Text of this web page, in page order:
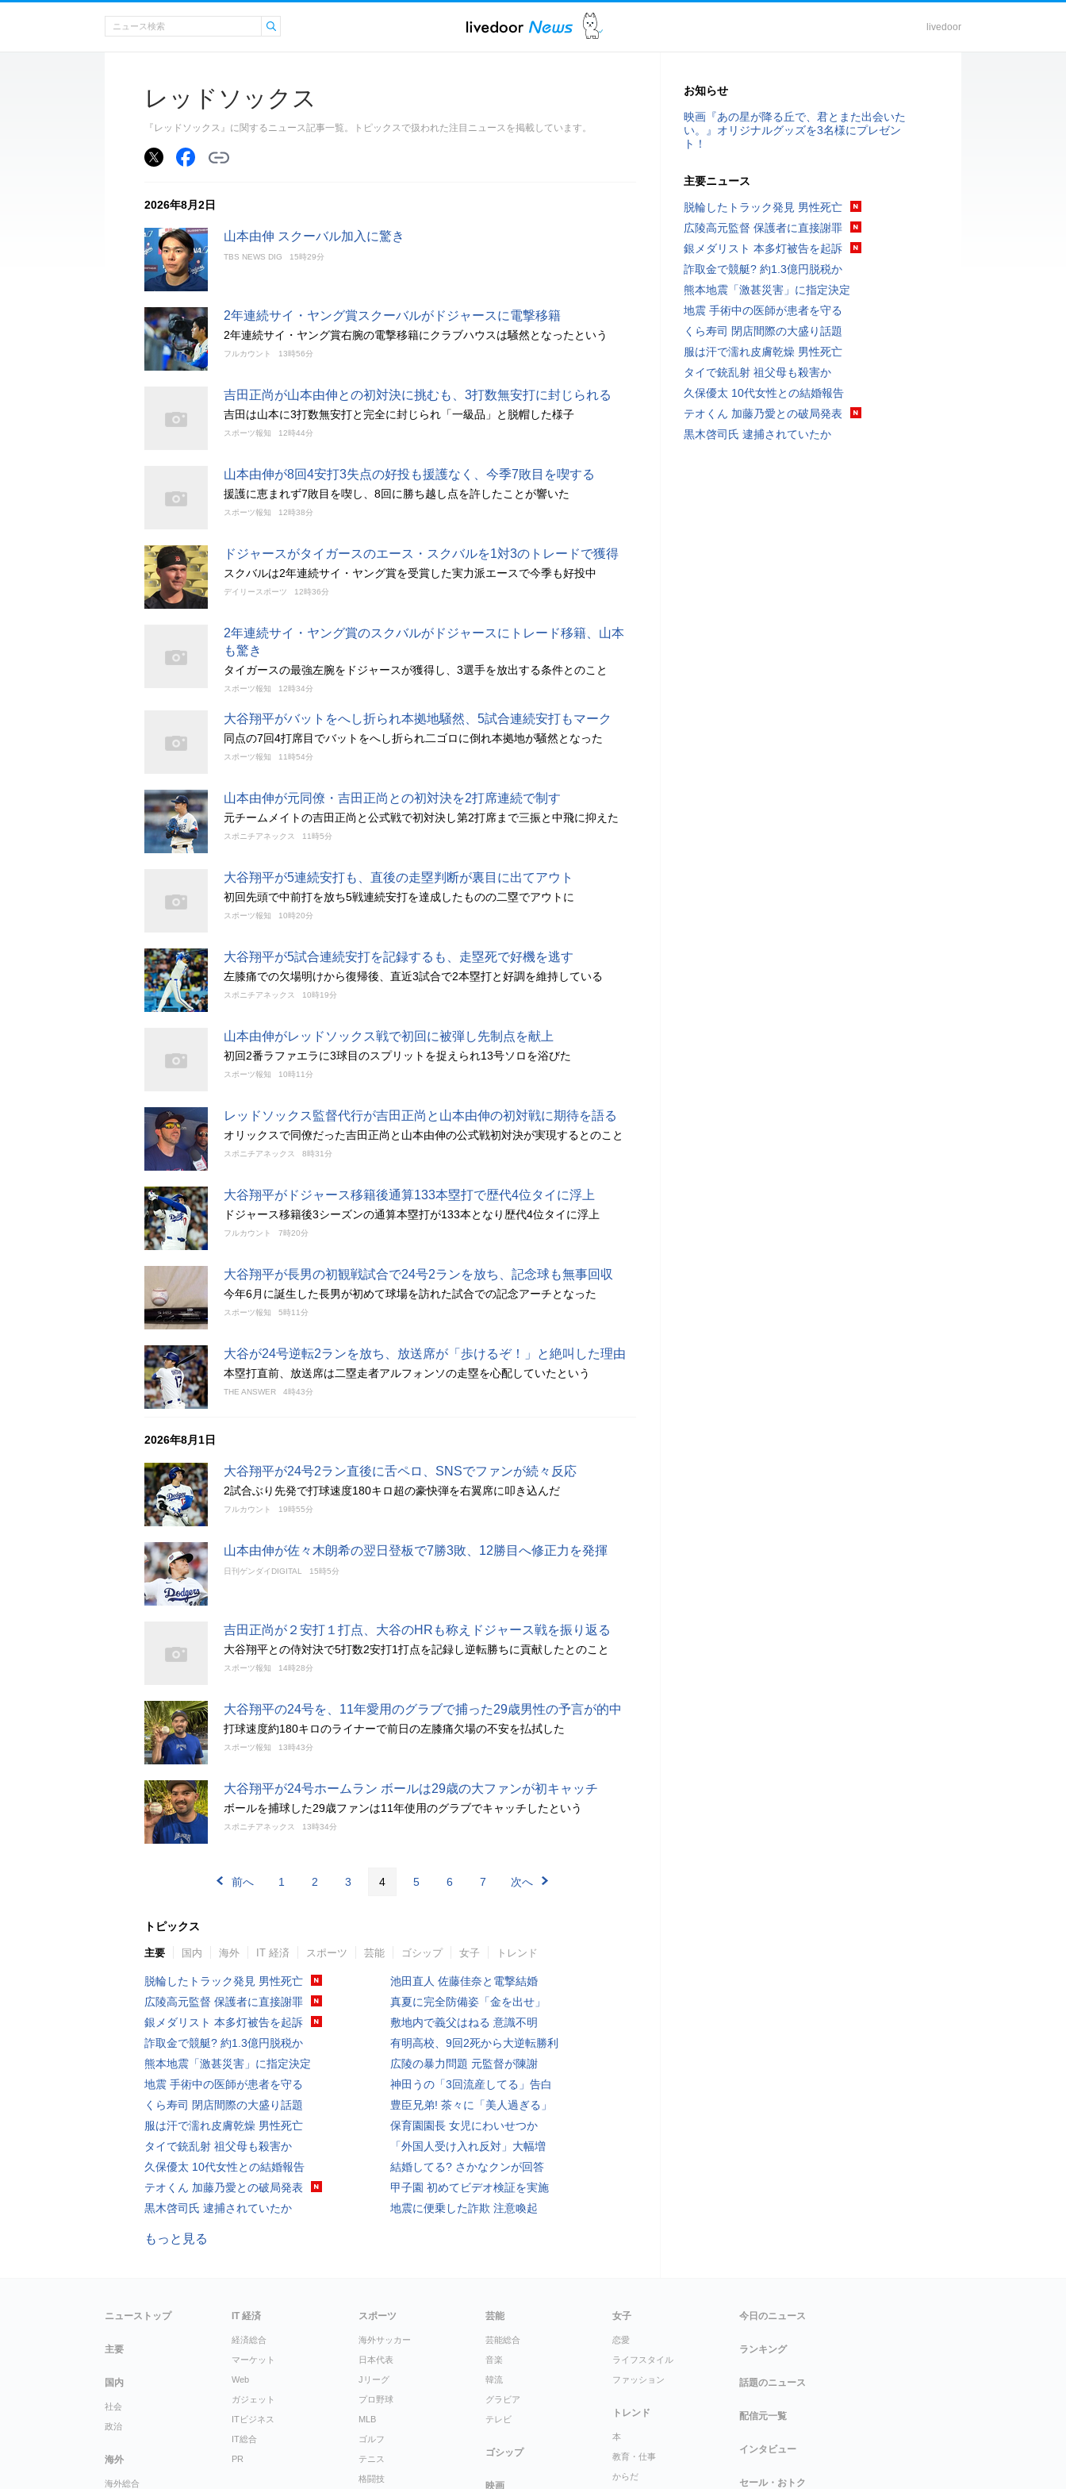
livedoor
レッドソックス
『レッドソックス』に関するニュース記事一覧。トピックスで扱われた注目ニュースを掲載しています。
2026年8月2日
山本由伸 スクーバル加入に驚き
TBS NEWS DIG 15時29分
2年連続サイ・ヤング賞スクーバルがドジャースに電撃移籍
2年連続サイ・ヤング賞右腕の電撃移籍にクラブハウスは騒然となったという
フルカウント 13時56分
吉田正尚が山本由伸との初対決に挑むも、3打数無安打に封じられる
吉田は山本に3打数無安打と完全に封じられ「一級品」と脱帽した様子
スポーツ報知 12時44分
山本由伸が8回4安打3失点の好投も援護なく、今季7敗目を喫する
援護に恵まれず7敗目を喫し、8回に勝ち越し点を許したことが響いた
スポーツ報知 12時38分
ドジャースがタイガースのエース・スクバルを1対3のトレードで獲得
スクバルは2年連続サイ・ヤング賞を受賞した実力派エースで今季も好投中
デイリースポーツ 12時36分
2年連続サイ・ヤング賞のスクバルがドジャースにトレード移籍、山本
も驚き
タイガースの最強左腕をドジャースが獲得し、3選手を放出する条件とのこと
スポーツ報知 12時34分
大谷翔平がバットをへし折られ本拠地騒然、5試合連続安打もマーク
同点の7回4打席目でバットをへし折られ二ゴロに倒れ本拠地が騒然となった
スポーツ報知 11時54分
山本由伸が元同僚・吉田正尚との初対決を2打席連続で制す
元チームメイトの吉田正尚と公式戦で初対決し第2打席まで三振と中飛に抑えた
スポニチアネックス 11時5分
大谷翔平が5連続安打も、直後の走塁判断が裏目に出てアウト
初回先頭で中前打を放ち5戦連続安打を達成したものの二塁でアウトに
スポーツ報知 10時20分
大谷翔平が5試合連続安打を記録するも、走塁死で好機を逃す
左膝痛での欠場明けから復帰後、直近3試合で2本塁打と好調を維持している
スポニチアネックス 10時19分
山本由伸がレッドソックス戦で初回に被弾し先制点を献上
初回2番ラファエラに3球目のスプリットを捉えられ13号ソロを浴びた
スポーツ報知 10時11分
レッドソックス監督代行が吉田正尚と山本由伸の初対戦に期待を語る
オリックスで同僚だった吉田正尚と山本由伸の公式戦初対決が実現するとのこと
スポニチアネックス 8時31分
大谷翔平がドジャース移籍後通算133本塁打で歴代4位タイに浮上
ドジャース移籍後3シーズンの通算本塁打が133本となり歴代4位タイに浮上
フルカウント 7時20分
大谷翔平が長男の初観戦試合で24号2ランを放ち、記念球も無事回収
今年6月に誕生した長男が初めて球場を訪れた試合での記念アーチとなった
スポーツ報知 5時11分
大谷が24号逆転2ランを放ち、放送席が「歩けるぞ！」と絶叫した理由
本塁打直前、放送席は二塁走者アルフォンソの走塁を心配していたという
THE ANSWER 4時43分
2026年8月1日
大谷翔平が24号2ラン直後に舌ペロ、SNSでファンが続々反応
2試合ぶり先発で打球速度180キロ超の豪快弾を右翼席に叩き込んだ
フルカウント 19時55分
山本由伸が佐々木朗希の翌日登板で7勝3敗、12勝目へ修正力を発揮
日刊ゲンダイDIGITAL 15時5分
吉田正尚が２安打１打点、大谷のHRも称えドジャース戦を振り返る
大谷翔平との侍対決で5打数2安打1打点を記録し逆転勝ちに貢献したとのこと
スポーツ報知 14時28分
大谷翔平の24号を、11年愛用のグラブで捕った29歳男性の予言が的中
打球速度約180キロのライナーで前日の左膝痛欠場の不安を払拭した
スポーツ報知 13時43分
大谷翔平が24号ホームラン ボールは29歳の大ファンが初キャッチ
ボールを捕球した29歳ファンは11年使用のグラブでキャッチしたという
スポニチアネックス 13時34分
前へ 1 2 3 4 5 6 7 次へ
トピックス
主要 国内 海外 IT 経済 スポーツ 芸能 ゴシップ 女子 トレンド
脱輪したトラック発見 男性死亡
広陵高元監督 保護者に直接謝罪
銀メダリスト 本多灯被告を起訴
詐取金で競艇? 約1.3億円脱税か
熊本地震「激甚災害」に指定決定
地震 手術中の医師が患者を守る
くら寿司 閉店間際の大盛り話題
服は汗で濡れ皮膚乾燥 男性死亡
タイで銃乱射 祖父母も殺害か
久保優太 10代女性との結婚報告
テオくん 加藤乃愛との破局発表
黒木啓司氏 逮捕されていたか
池田直人 佐藤佳奈と電撃結婚
真夏に完全防備姿「金を出せ」
敷地内で義父はねる 意識不明
有明高校、9回2死から大逆転勝利
広陵の暴力問題 元監督が陳謝
神田うの「3回流産してる」告白
豊臣兄弟! 茶々に「美人過ぎる」
保育園園長 女児にわいせつか
「外国人受け入れ反対」大幅増
結婚してる? さかなクンが回答
甲子園 初めてビデオ検証を実施
地震に便乗した詐欺 注意喚起
もっと見る
お知らせ
映画『あの星が降る丘で、君とまた出会いた
い。』オリジナルグッズを3名様にプレゼン
ト！
主要ニュース
脱輪したトラック発見 男性死亡
広陵高元監督 保護者に直接謝罪
銀メダリスト 本多灯被告を起訴
詐取金で競艇? 約1.3億円脱税か
熊本地震「激甚災害」に指定決定
地震 手術中の医師が患者を守る
くら寿司 閉店間際の大盛り話題
服は汗で濡れ皮膚乾燥 男性死亡
タイで銃乱射 祖父母も殺害か
久保優太 10代女性との結婚報告
テオくん 加藤乃愛との破局発表
黒木啓司氏 逮捕されていたか
ニューストップ
主要
国内
社会
政治
海外
海外総合
IT 経済
経済総合
マーケット
Web
ガジェット
ITビジネス
IT総合
PR
スポーツ
海外サッカー
日本代表
Jリーグ
プロ野球
MLB
ゴルフ
テニス
格闘技
芸能
芸能総合
音楽
韓流
グラビア
テレビ
ゴシップ
映画
女子
恋愛
ライフスタイル
ファッション
トレンド
本
教育・仕事
からだ
今日のニュース
ランキング
話題のニュース
配信元一覧
インタビュー
セール・おトク